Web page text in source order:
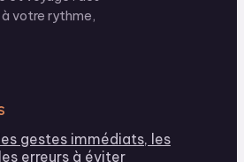
votre rythme,
gestes immédiats, les
erreurs à éviter